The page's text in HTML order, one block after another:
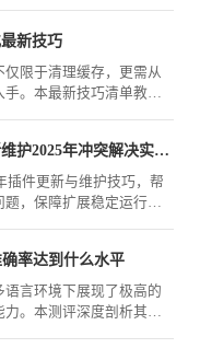
新技巧
限于清理缓存，更需从
。本最新技巧清单教您
谷歌浏览器插件更新维护2025年冲突解决实用教程
插件更新与维护技巧，帮
，保障扩展稳定运行，
率达到什么水平
言环境下展现了极高的
。本测评深度剖析其在